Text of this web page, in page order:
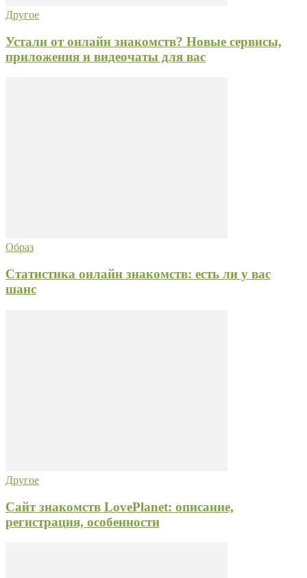
Другое
Устали от онлайн знакомств? Новые сервисы,
приложения и видеочаты для вас
Образ
Статистика онлайн знакомств: есть ли у вас
шанс
Другое
Сайт знакомств LovePlanet: описание,
регистрация, особенности